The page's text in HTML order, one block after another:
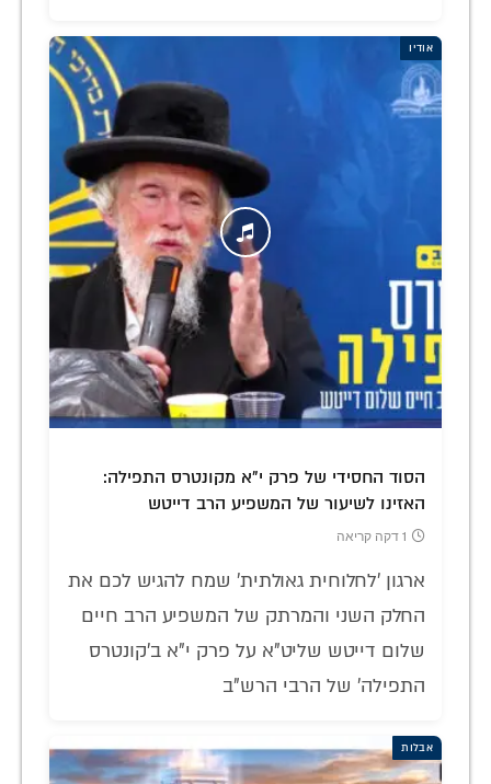
אודיו
הסוד החסידי של פרק י"א מקונטרס התפילה:
האזינו לשיעור של המשפיע הרב דייטש
1 דקה קריאה
ארגון 'לחלוחית גאולתית' שמח להגיש לכם את
החלק השני והמרתק של המשפיע הרב חיים
שלום דייטש שליט"א על פרק י"א ב'קונטרס
התפילה' של הרבי הרש"ב
אבלות